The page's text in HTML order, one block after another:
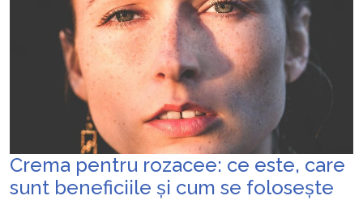
Crema pentru rozacee: ce este, care
sunt beneficiile și cum se folosește